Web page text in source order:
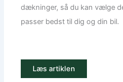
dækninger, så du kan vælge
passer bedst til dig og din bil.
Læs artiklen